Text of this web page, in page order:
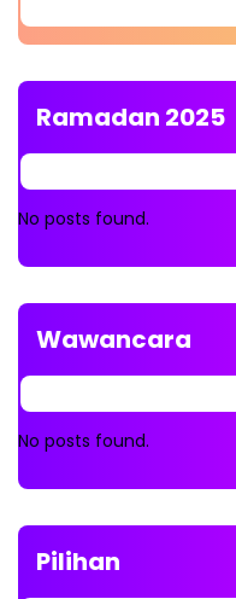
Ramadan 2025
No posts found.
Wawancara
No posts found.
Pilihan